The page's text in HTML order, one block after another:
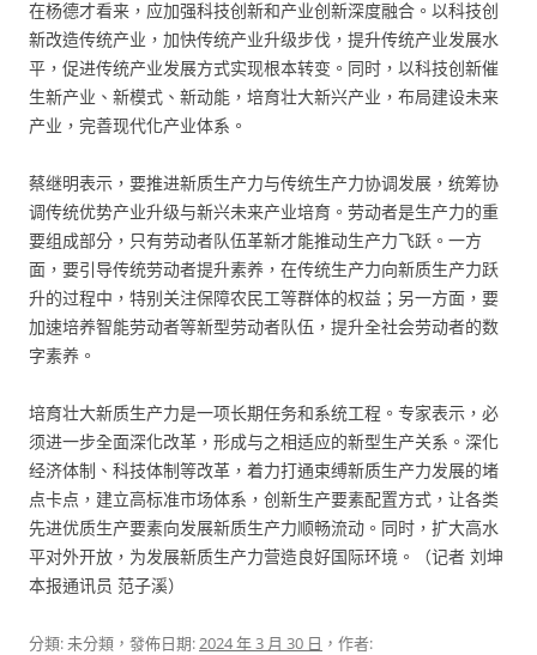
在杨德才看来，应加强科技创新和产业创新深度融合。以科技创
新改造传统产业，加快传统产业升级步伐，提升传统产业发展水
平，促进传统产业发展方式实现根本转变。同时，以科技创新催
生新产业、新模式、新动能，培育壮大新兴产业，布局建设未来
产业，完善现代化产业体系。
蔡继明表示，要推进新质生产力与传统生产力协调发展，统筹协
调传统优势产业升级与新兴未来产业培育。劳动者是生产力的重
要组成部分，只有劳动者队伍革新才能推动生产力飞跃。一方
面，要引导传统劳动者提升素养，在传统生产力向新质生产力跃
升的过程中，特别关注保障农民工等群体的权益；另一方面，要
加速培养智能劳动者等新型劳动者队伍，提升全社会劳动者的数
字素养。
培育壮大新质生产力是一项长期任务和系统工程。专家表示，必
须进一步全面深化改革，形成与之相适应的新型生产关系。深化
经济体制、科技体制等改革，着力打通束缚新质生产力发展的堵
点卡点，建立高标准市场体系，创新生产要素配置方式，让各类
先进优质生产要素向发展新质生产力顺畅流动。同时，扩大高水
平对外开放，为发展新质生产力营造良好国际环境。（记者 刘坤
本报通讯员 范子溪）
分類: 未分類，發佈日期:2024 年 3 月 30 日 ，作者: